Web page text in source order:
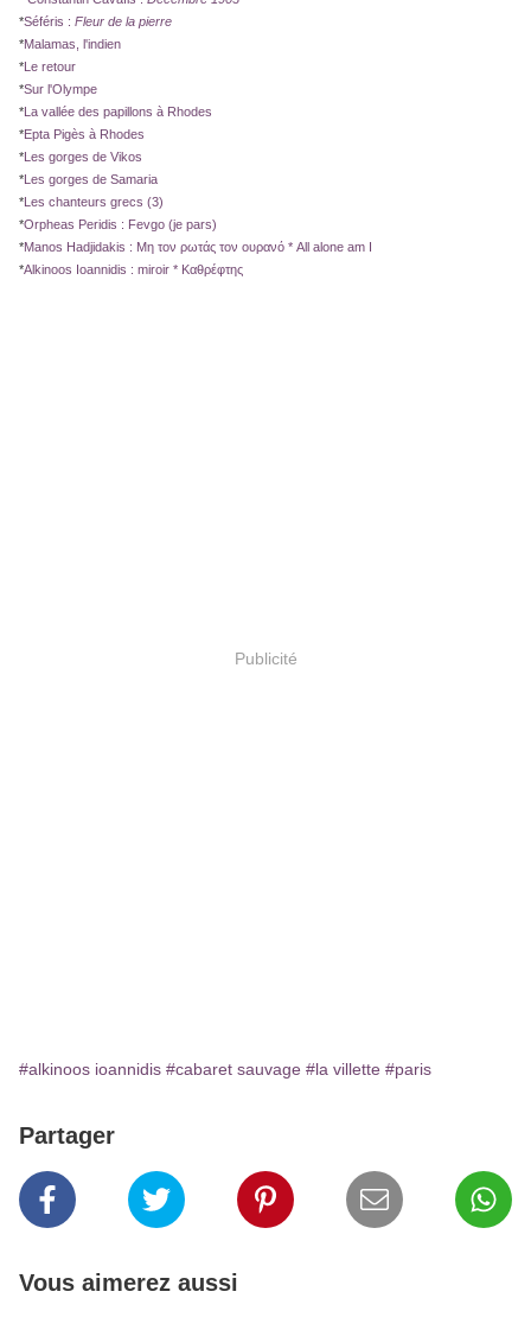
*Séféris : Fleur de la pierre
*Malamas, l'indien
*Le retour
*Sur l'Olympe
*La vallée des papillons à Rhodes
*Epta Pigès à Rhodes
*Les gorges de Vikos
*Les gorges de Samaria
*Les chanteurs grecs (3)
*Orpheas Peridis : Fevgo (je pars)
*Manos Hadjidakis : Μη τον ρωτάς τον ουρανό * All alone am I
*Alkinoos Ioannidis : miroir * Καθρέφτης
Publicité
#alkinoos ioannidis #cabaret sauvage #la villette #paris
Partager
Vous aimerez aussi